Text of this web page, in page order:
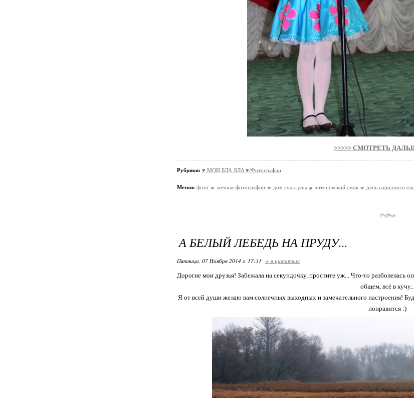
>>>>> СМОТРЕТЬ
Рубрики: ♥ МОИ БЛA-БЛA ♥/Фотографии
Метки: фото личные фотографии дом культуры антоновский смдк день народного
А БЕЛЫЙ ЛЕБЕДЬ НА ПРУДУ...
Пятница, 07 Ноября 2014 г. 17:31 + в цитатник
Дорогие мои друзья! Забежала на секундочку, простите уж... Что-то разболелась
общем, всё в
Я от всей души желаю вам солнечных выходных и замечательного настроения!
понравится :)